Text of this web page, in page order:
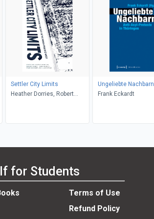
Settler City Limits
Heather Dorries, Robert
Ungeliebte Nachbarn
Frank Eckardt
for Students
Terms of Use
Refund Policy